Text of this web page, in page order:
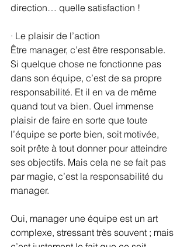
direction… quelle satisfaction !
· Le plaisir de l’action
Être manager, c’est être responsable.
Si quelque chose ne fonctionne pas
dans son équipe, c’est de sa propre
responsabilité. Et il en va de même
quand tout va bien. Quel immense
plaisir de faire en sorte que toute
l’équipe se porte bien, soit motivée,
soit prête à tout donner pour atteindre
ses objectifs. Mais cela ne se fait pas
par magie, c’est la responsabilité du
manager.
Oui, manager une équipe est un art
complexe, stressant très souvent ; mais